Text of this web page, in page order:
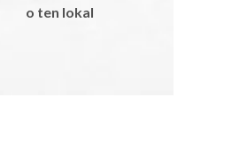
o ten lokal